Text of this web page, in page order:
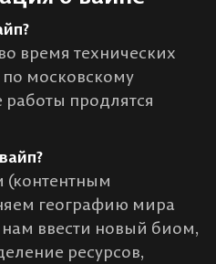
время технических
по московскому
продлятся
(контентным
географию мира
нам ввести новый биом,
ресурсов,